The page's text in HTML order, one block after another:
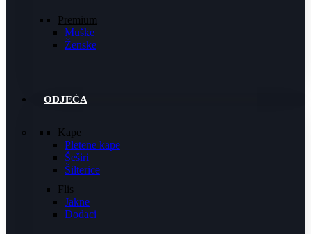
Premium
Muške
Ženske
ODJEĆA
Kape
Pletene kape
Šeširi
Šilterice
Flis
Jakne
Dodaci